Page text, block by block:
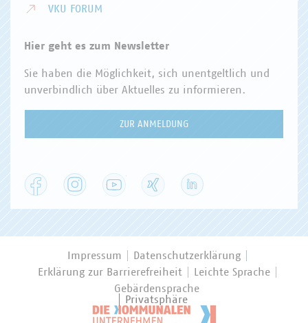
VKU FORUM
Hier geht es zum Newsletter
Sie haben die Möglichkeit, sich unentgeltlich und
unverbindlich über Aktuelles zu informieren.
ZUR ANMELDUNG
Facebook Instagram YouTube
Impressum
Datenschutzerklärung
Erklärung zur Barrierefreiheit
Leichte Sprache
Gebärdensprache
Privatsphäre